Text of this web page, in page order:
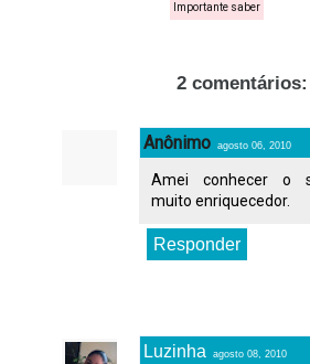
Importante saber
2 comentários:
Anônimo agosto 06, 2010
Amei conhecer o
muito enriquecedor.
Responder
Luzinha agosto 08, 2010